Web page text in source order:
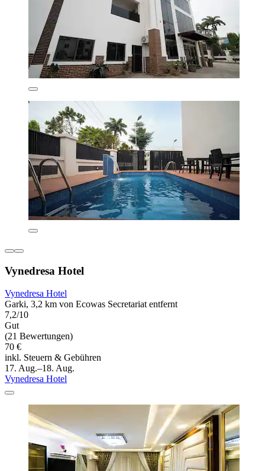
Vynedresa Hotel
Vynedresa Hotel
Garki, 3,2 km von Ecowas Secretariat entfernt
7,2/10
Gut
(21 Bewertungen)
70 €
inkl. Steuern & Gebühren
17. Aug.–18. Aug.
Vynedresa Hotel